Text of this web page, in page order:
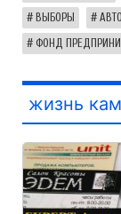
ВЫБОРЫ АВТО
ФОНД
жизнь